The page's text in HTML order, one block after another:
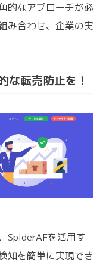
的なアプローチが必
み合わせ、企業の実
な転売防止を！
SpiderAFを活用す
知を簡単に実現でき